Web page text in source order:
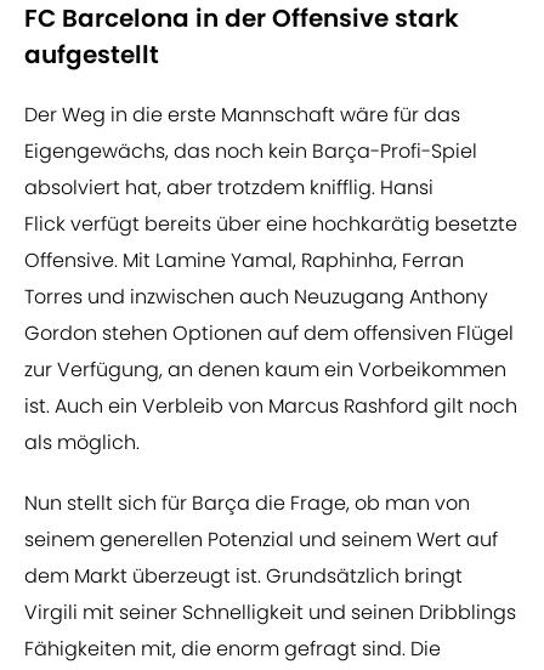
FC Barcelona in der Offensive stark
aufgestellt
Der Weg in die erste Mannschaft wäre für das
Eigengewächs, das noch kein Barça-Profi-Spiel
absolviert hat, aber trotzdem knifflig. Hansi
Flick verfügt bereits über eine hochkarätig besetzte
Offensive. Mit Lamine Yamal, Raphinha, Ferran
Torres und inzwischen auch Neuzugang Anthony
Gordon stehen Optionen auf dem offensiven Flügel
zur Verfügung, an denen kaum ein Vorbeikommen
ist. Auch ein Verbleib von Marcus Rashford gilt noch
als möglich.
Nun stellt sich für Barça die Frage, ob man von
seinem generellen Potenzial und seinem Wert auf
dem Markt überzeugt ist. Grundsätzlich bringt
Virgili mit seiner Schnelligkeit und seinen Dribblings
Fähigkeiten mit, die enorm gefragt sind. Die